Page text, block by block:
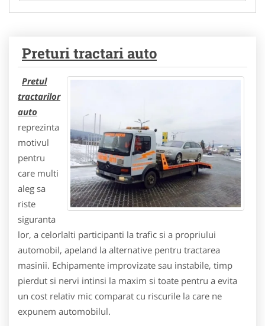
Preturi tractari auto
Pretul
tractarilor
auto
reprezinta
motivul
pentru
care multi
aleg sa
riste
siguranta
lor, a celorlalti participanti la trafic si a propriului
automobil, apeland la alternative pentru tractarea
masinii. Echipamente improvizate sau instabile, timp
pierdut si nervi intinsi la maxim si toate pentru a evita
un cost relativ mic comparat cu riscurile la care ne
expunem automobilul.